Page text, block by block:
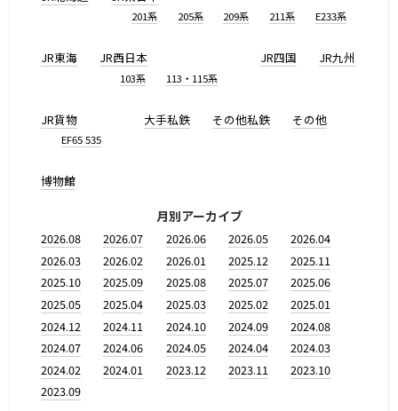
201系 205系 209系 211系 E233系
JR東海 JR西日本
103系 113・115系
JR四国 JR九州
JR貨物
EF65 535
大手私鉄 その他私鉄 その他
博物館
月別アーカイブ
2026.08 2026.07 2026.06 2026.05
2026.04
2026.03
2026.02 2026.01 2025.12
2025.11
2025.10
2025.09 2025.08 2025.07
2025.06
2025.05
2025.04 2025.03 2025.02
2025.01
2024.12
2024.11 2024.10 2024.09
2024.08
2024.07
2024.06 2024.05 2024.04
2024.03
2024.02
2024.01 2023.12 2023.11
2023.10
2023.09